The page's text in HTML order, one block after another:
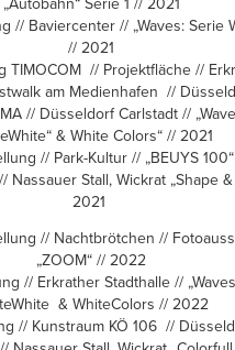
// Baviercenter // „Waves: Serie
// 2021
TIMOCOM // Projektfläche //
am Medienhafen //
// Düsseldorf Carlstadt //
& White Colors“ // 2021
// Park-Kultur // „BEUYS
Nassauer Stall, Wickrat „Shape
2021
// Nachtbrötchen //
„ZOOM“ // 2022
// Erkrather Stadthalle //
& WhiteColors // 2022
// Kunstraum KÖ 106 //